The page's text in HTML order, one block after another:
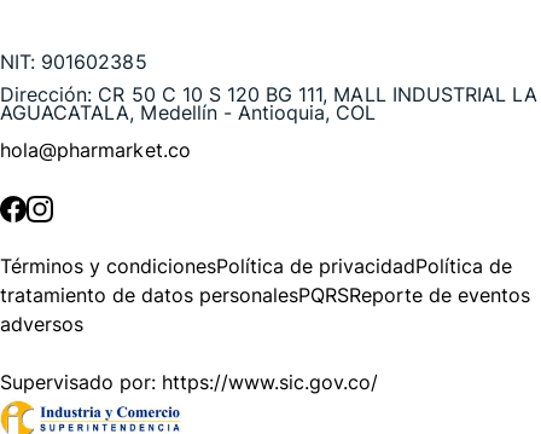
NIT: 901602385
Dirección: CR 50 C 10 S 120 BG 111, MALL INDUSTRIAL LA
AGUACATALA, Medellín - Antioquia, COL
hola@pharmarket.co
Términos y condicionesPolítica de privacidadPolítica de
tratamiento de datos personalesPQRSReporte de eventos
adversos
Supervisado por: https://www.sic.gov.co/